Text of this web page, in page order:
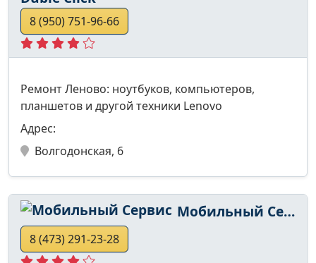
8 (950) 751-96-66
Ремонт Леново: ноутбуков, компьютеров,
планшетов и другой техники Lenovo
Адрес:
Волгодонская, 6
Мобильный Сервис
8 (473) 291-23-28